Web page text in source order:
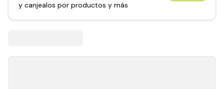
y canjealos por productos y más